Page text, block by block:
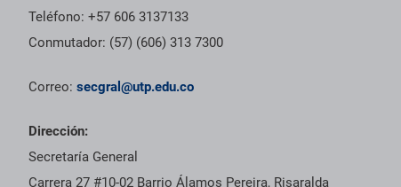
Teléfono: +57 606 3137133
Conmutador: (57) (606) 313 7300
Correo: secgral@utp.edu.co
Dirección:
Secretaría General
Carrera 27 #10-02 Barrio Álamos Pereira, Risaralda